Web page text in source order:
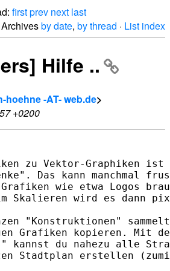
firstprev next last
by date, by thread · List index
Hilfe ..
hoehne -AT- web.de>
+0200
zu Vektor-Graphiken
Das kann manchmal
wie etwa Logos
Skalieren wird es dann
"Konstruktionen"
Grafiken kopieren. Mit
kannst du nahezu alle
Stadtplan erstellen